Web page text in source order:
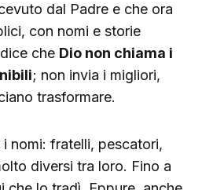
dal Padre e che ora
con nomi e storie
che Dio non chiama i
; non invia i migliori,
trasformare.
i nomi: fratelli, pescatori,
diversi tra loro. Fino a